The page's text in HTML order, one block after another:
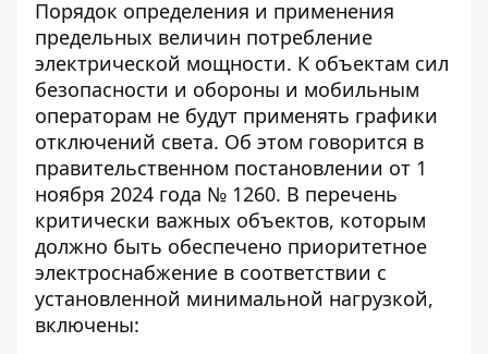
Порядок определения и применения
предельных величин потребление
электрической мощности. К объектам сил
безопасности и обороны и мобильным
операторам не будут применять графики
отключений света. Об этом говорится в
правительственном постановлении от 1
ноября 2024 года № 1260. В перечень
критически важных объектов, которым
должно быть обеспечено приоритетное
электроснабжение в соответствии с
установленной минимальной нагрузкой,
включены: